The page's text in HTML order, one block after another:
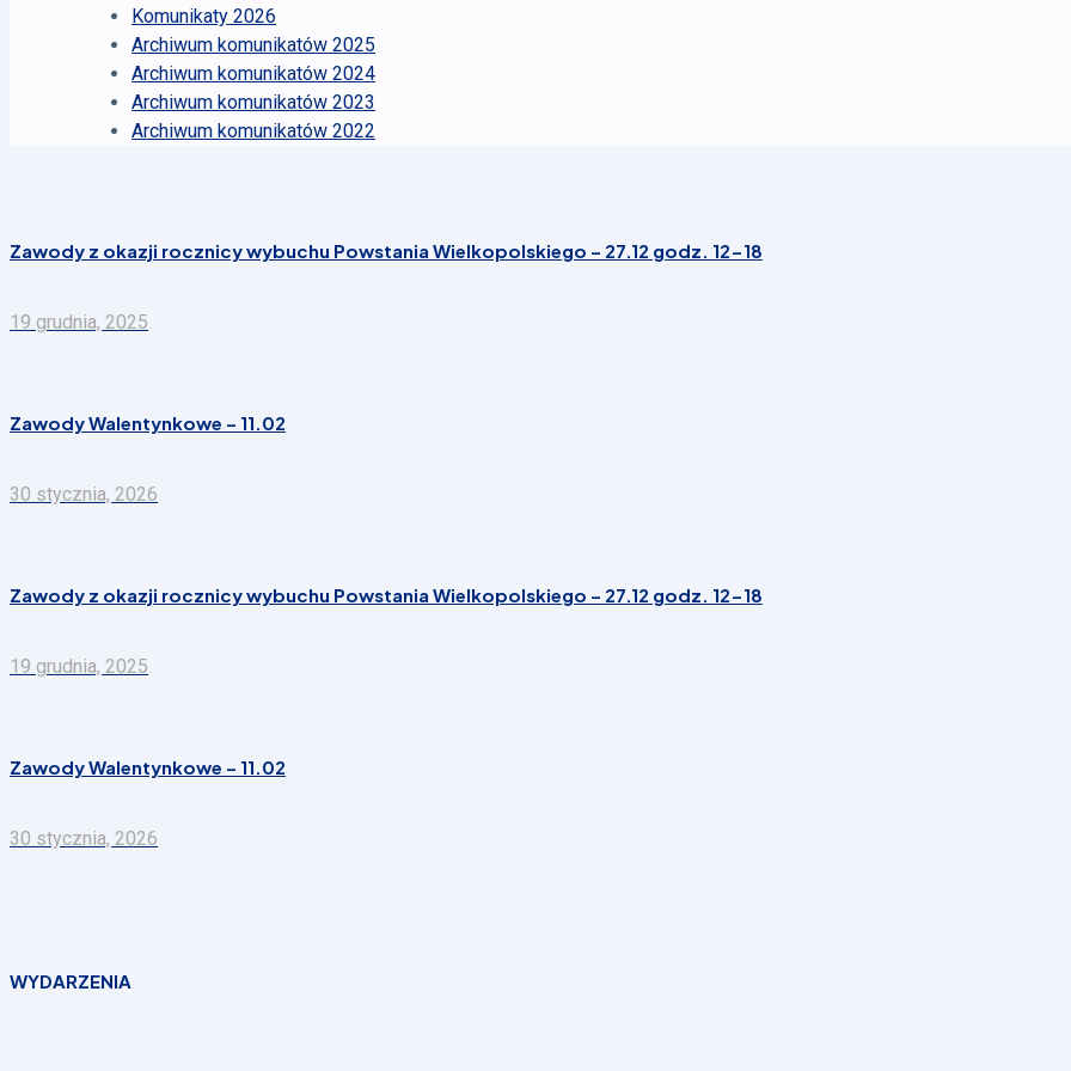
Komunikaty 2026
Archiwum komunikatów 2025
Archiwum komunikatów 2024
Archiwum komunikatów 2023
Archiwum komunikatów 2022
Zawody z okazji rocznicy wybuchu Powstania Wielkopolskiego – 27.12 godz. 12-18
19 grudnia, 2025
Zawody Walentynkowe – 11.02
30 stycznia, 2026
Zawody z okazji rocznicy wybuchu Powstania Wielkopolskiego – 27.12 godz. 12-18
19 grudnia, 2025
Zawody Walentynkowe – 11.02
30 stycznia, 2026
WYDARZENIA